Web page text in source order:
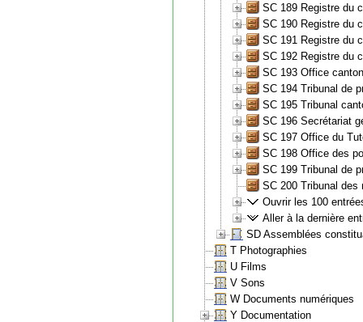
SC 189 Registre du
SC 190 Registre du
SC 191 Registre du
SC 192 Registre du
SC 193 Office
SC 194 Tribunal de
SC 195 Tribunal
SC 196 Secrétariat
SC 197 Office du
SC 198 Office des
SC 199 Tribunal de
SC 200 Tribunal des
Ouvrir les 100
Aller à la dernière
SD Assemblées
T Photographies
U Films
V Sons
W Documents numériques
Y Documentation